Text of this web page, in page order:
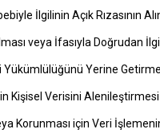
İlgilinin Açık Rızasının
veya İfasıyla Doğrudan İlgi
Yükümlülüğünü Yerine
Kişisel Verisini Alenileştirmesi
Korunması için Veri